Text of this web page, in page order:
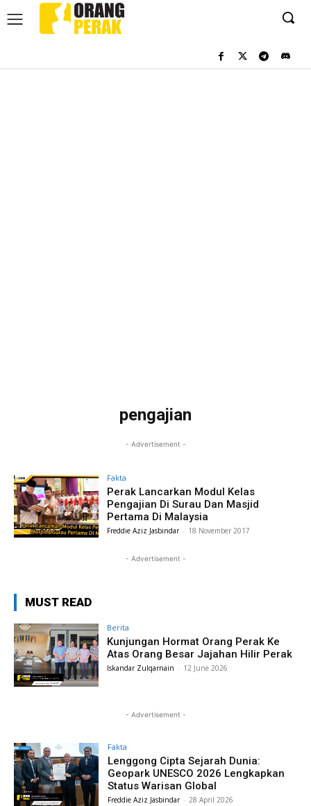
pengajian
- Advertisement -
Fakta
Perak Lancarkan Modul Kelas
Pengajian Di Surau Dan Masjid
Pertama Di Malaysia
Freddie Aziz Jasbindar - 18 November 2017
- Advertisement -
MUST READ
Berita
Kunjungan Hormat Orang Perak Ke
Atas Orang Besar Jajahan Hilir Perak
Iskandar Zulqarnain - 12 June 2026
- Advertisement -
Fakta
Lenggong Cipta Sejarah Dunia:
Geopark UNESCO 2026 Lengkapkan
Status Warisan Global
Freddie Aziz Jasbindar - 28 April 2026